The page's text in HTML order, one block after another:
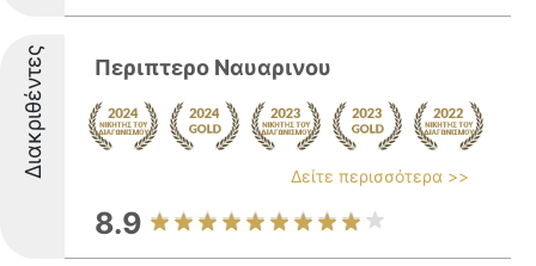
Διακριθέντες Περιπτερο Ναυαρινου
Δείτε περισσότερα >>
8.9